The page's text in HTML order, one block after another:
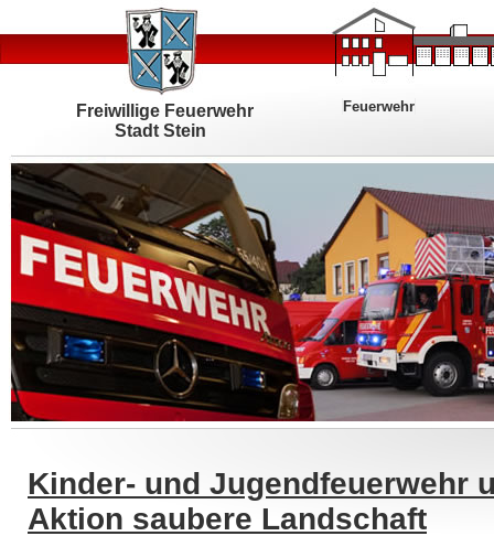
Freiwillige Feuerwehr
Stadt Stein
Feuerwehr
Kinder- und Jugendfeuerwehr
Aktion saubere Landschaft